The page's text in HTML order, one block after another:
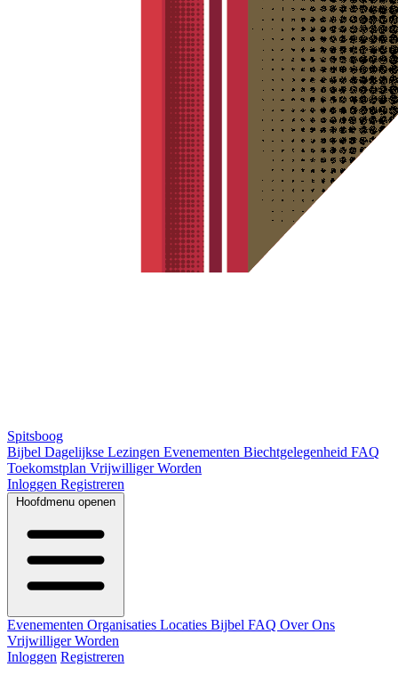
Spitsboog
Bijbel Dagelijkse Lezingen Evenementen Biechtgelegenheid FAQ
Toekomstplan Vrijwilliger Worden
Inloggen Registreren
Hoofdmenu openen
Evenementen Organisaties Locaties Bijbel FAQ Over Ons
Vrijwilliger Worden
Inloggen Registreren